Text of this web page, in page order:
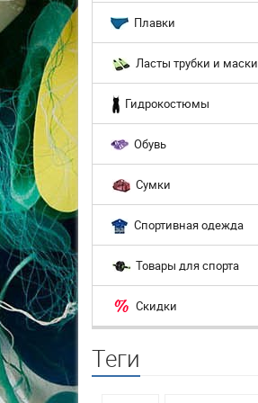
Плавки
Ласты трубки и маски
Гидрокостюмы
Обувь
Сумки
Спортивная одежда
Товары для спорта
Скидки
Теги